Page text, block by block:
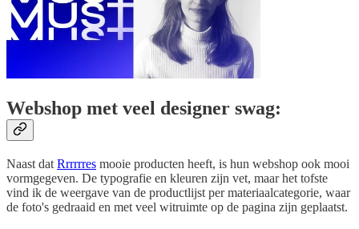
Webshop met veel designer swag:
Naast dat Rrrrrres mooie producten heeft, is hun webshop ook mooi
vormgegeven. De typografie en kleuren zijn vet, maar het tofste
vind ik de weergave van de productlijst per materiaalcategorie, waar
de foto's gedraaid en met veel witruimte op de pagina zijn geplaatst.